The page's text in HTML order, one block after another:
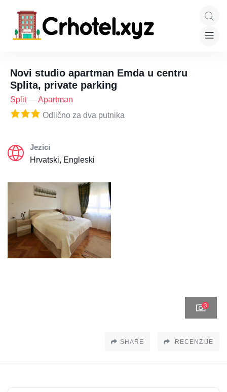
Novi studio apartman Emda u centru
Splita, private parking
Split—Apartman
Odlično za dva putnika
Jezici
Hrvatski, Engleski
3
SHARE RECENZIJE